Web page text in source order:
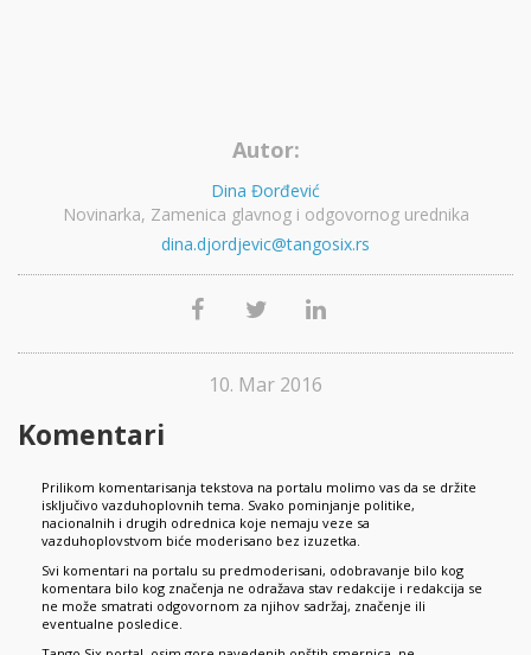
Autor:
Dina Đorđević
Novinarka, Zamenica glavnog i odgovornog urednika
dina.djordjevic@tangosix.rs
10. Mar 2016
Komentari
Prilikom komentarisanja tekstova na portalu molimo vas da se držite
isključivo vazduhoplovnih tema. Svako pominjanje politike,
nacionalnih i drugih odrednica koje nemaju veze sa
vazduhoplovstvom biće moderisano bez izuzetka.
Svi komentari na portalu su predmoderisani, odobravanje bilo kog
komentara bilo kog značenja ne odražava stav redakcije i redakcija se
ne može smatrati odgovornom za njihov sadržaj, značenje ili
eventualne posledice.